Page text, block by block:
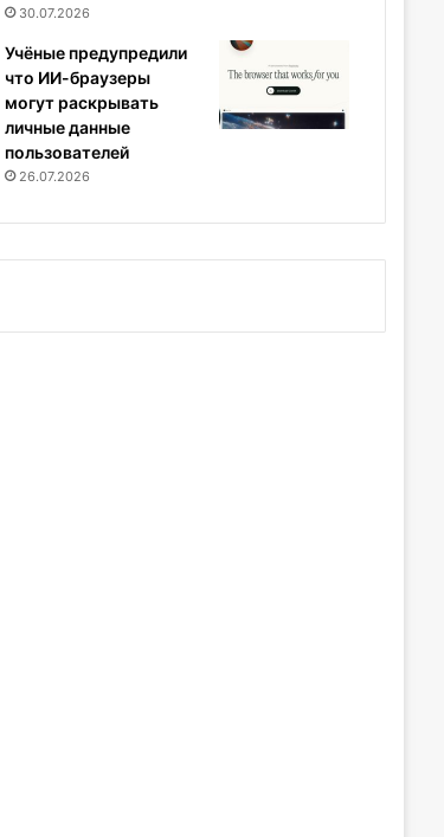
30.07.2026
Учёные предупредили
что ИИ-браузеры
могут раскрывать
личные данные
пользователей
26.07.2026